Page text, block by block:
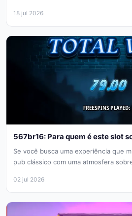
18 jul 2026
567br16: Para quem é este slot
Se você busca uma experiência que
pub clássico com uma atmosfera
02 jul 2026